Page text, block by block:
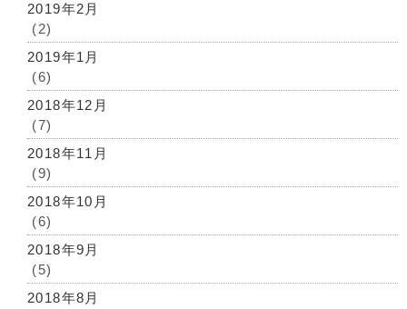
2019年2月
(2)
2019年1月
(6)
2018年12月
(7)
2018年11月
(9)
2018年10月
(6)
2018年9月
(5)
2018年8月